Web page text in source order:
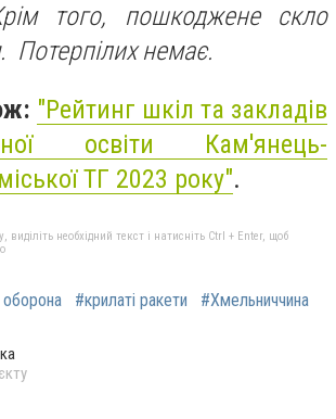
того, пошкоджене скло
Потерпілих немає.
"Рейтинг шкіл та закладів
освіти Кам'янець-
ТГ 2023 року".
необхідний текст і натисніть Ctrl + Enter, щоб
оборона #крилаті ракети #Хмельниччина